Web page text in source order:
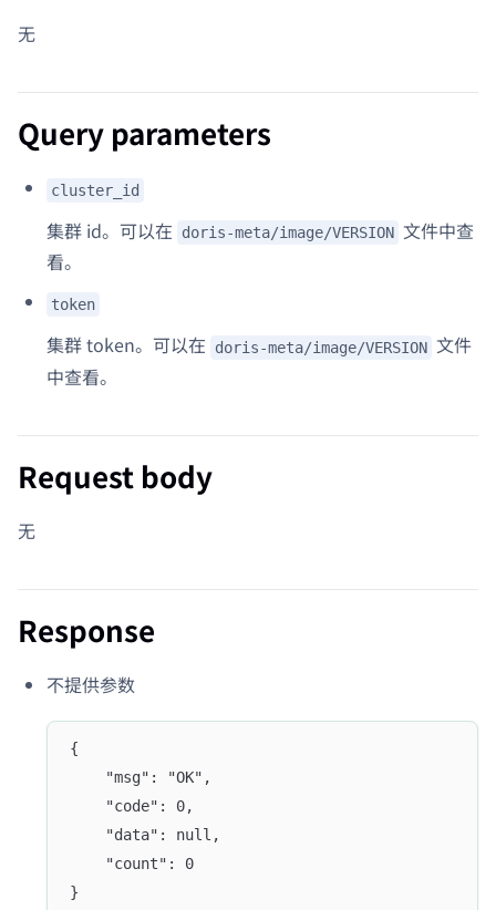
无
Query parameters
cluster_id
集群 id。可以在 doris-meta/image/VERSION 文件中查
看。
token
集群 token。可以在 doris-meta/image/VERSION 文件
中查看。
Request body
无
Response
不提供参数
{
	"msg": "OK",
	"code": 0,
	"data": null,
	"count": 0
}